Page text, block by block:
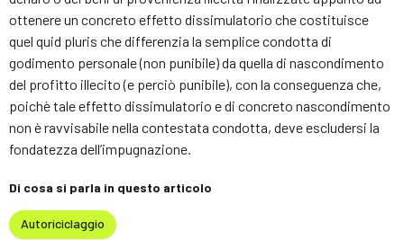
ottenere un concreto effetto dissimulatorio che costituisce
quel quid pluris che differenzia la semplice condotta di
godimento personale (non punibile) da quella di nascondimento
del profitto illecito (e perciò punibile), con la conseguenza che,
poichè tale effetto dissimulatorio e di concreto nascondimento
non è ravvisabile nella contestata condotta, deve escludersi la
fondatezza dell’impugnazione.
Di cosa si parla in questo articolo
Autoriciclaggio